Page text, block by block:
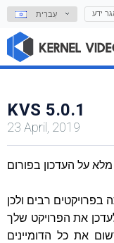
עִברִית ידע
KVS 5.0.1
23 April, 2019
בפרויקטים רבים ולכן
את הפרויקט שלך
את כל הדומיינים